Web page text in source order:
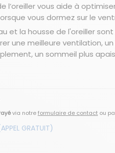
l’oreiller vous aide à
vous dormez sur le
et la housse de l'oreiller
une meilleure ventilation,
un sommeil plus
via notreformulaire de contact ou
GRATUIT)